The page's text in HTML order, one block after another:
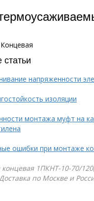
напряженности
изоляции
монтажа муфт на
ошибки при монтаже
1ПКНТ-10-70/
по Москве и